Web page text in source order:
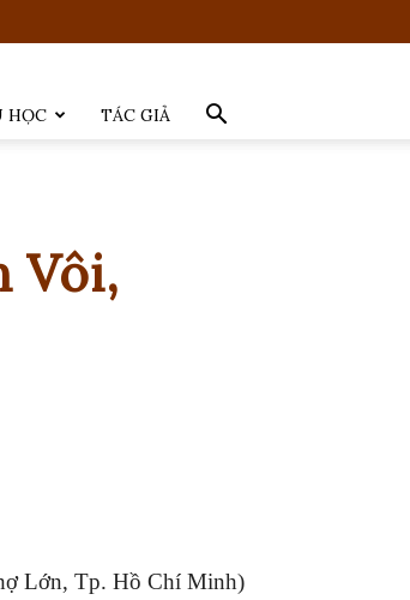
HỌC TÁC GIẢ
Vôi,
Lớn, Tp. Hồ Chí Minh)